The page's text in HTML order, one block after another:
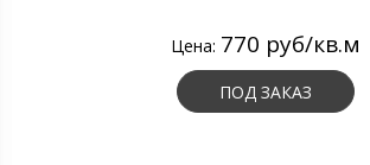
Цена: 770 руб/кв.м
ПОД ЗАКАЗ